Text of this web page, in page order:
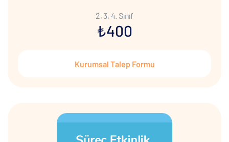
2, 3, 4. Sınıf
₺400
Kurumsal Talep Formu